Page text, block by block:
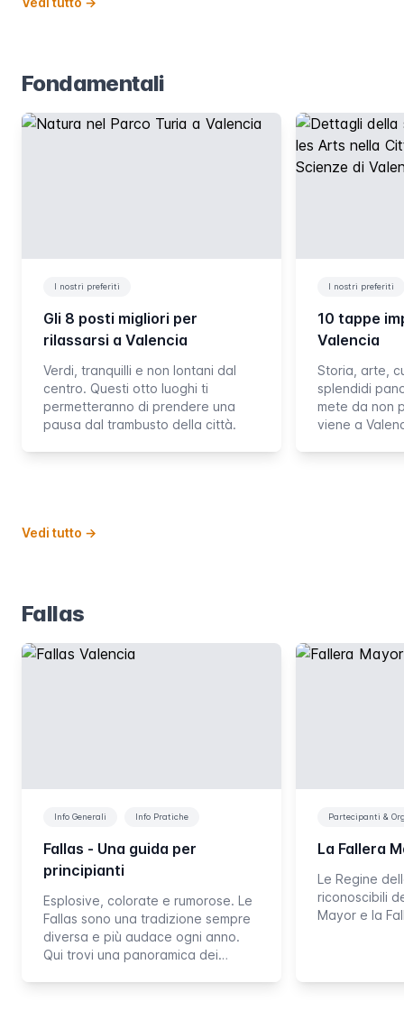
Fondamentali
I nostri preferiti
Gli 8 posti migliori per
rilassarsi a Valencia
Verdi, tranquilli e non lontani dal
centro. Questi otto luoghi ti
permetteranno di prendere una
pausa dal trambusto della città.
I nostri preferiti
10 tappe
Valencia
Storia, arte,
splendidi
mete da non
viene a
Vedi tutto →
Fallas
Info Generali Info Pratiche
Fallas - Una guida per
principianti
Esplosive, colorate e rumorose. Le
Fallas sono una tradizione sempre
diversa e più audace ogni anno.
Qui trovi una panoramica dei…
Partecipanti &
La Fallera
Le Regine
riconoscibili
Mayor e la